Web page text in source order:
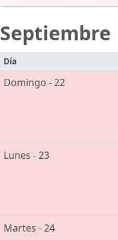
Septiembre
Día
Domingo - 22
Lunes - 23
Martes - 24